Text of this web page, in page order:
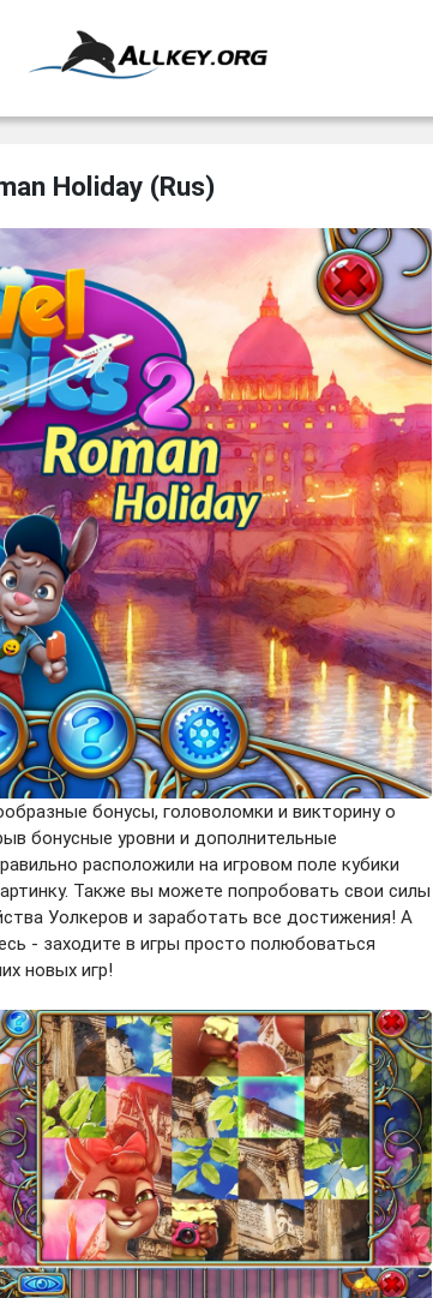
Holiday (Rus)
бонусы, головоломки и викторину о
бонусные уровни и дополнительные
расположили на игровом поле кубики
Также вы можете попробовать свои силы
Уолкеров и заработать все достижения! А
- заходите в игры просто полюбоваться
новых игр!